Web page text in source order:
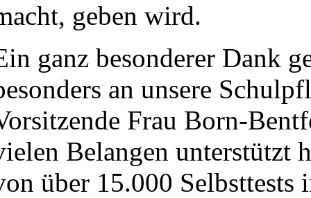
geben wird.
ganz besonderer Dank
an unsere
Frau Born-
Belangen unterstützt
über 15.000 Selbsttests